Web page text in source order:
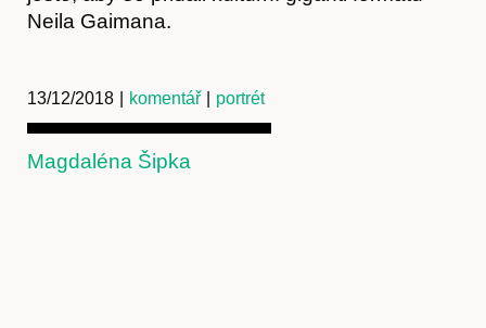
Předplatné
Neila Gaimana.
13/12/2018 komentář portrét
Magdaléna Šipka